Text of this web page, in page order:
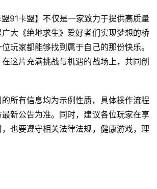
盟91卡盟】不仅是一家致力于提供高质量
大《绝地求生》爱好者们实现梦想的桥
玩家都能够找到属于自己的那份快乐。
这片充满挑战与机遇的战场上，共同创
所有信息均为示例性质，具体操作流程
新公告为准。同时，建议各位玩家在享
也要遵守相关法律法规，健康游戏，理